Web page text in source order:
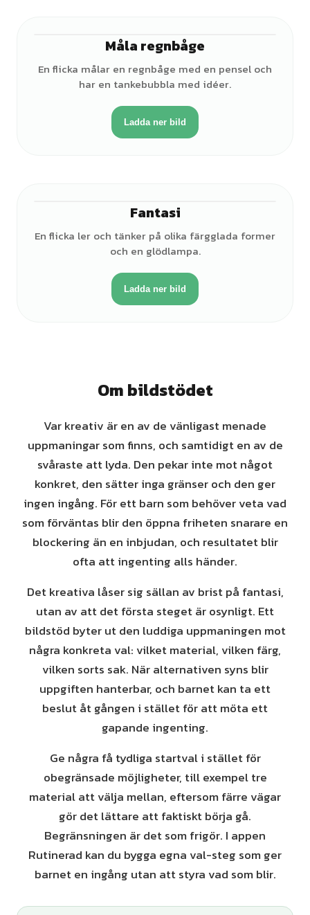
Måla regnbåge
En flicka målar en regnbåge med en pensel och
har en tankebubbla med idéer.
Ladda ner bild
Fantasi
En flicka ler och tänker på olika färgglada former
och en glödlampa.
Ladda ner bild
Om bildstödet
Var kreativ är en av de vänligast menade
uppmaningar som finns, och samtidigt en av de
svåraste att lyda. Den pekar inte mot något
konkret, den sätter inga gränser och den ger
ingen ingång. För ett barn som behöver veta vad
som förväntas blir den öppna friheten snarare en
blockering än en inbjudan, och resultatet blir
ofta att ingenting alls händer.
Det kreativa låser sig sällan av brist på fantasi,
utan av att det första steget är osynligt. Ett
bildstöd byter ut den luddiga uppmaningen mot
några konkreta val: vilket material, vilken färg,
vilken sorts sak. När alternativen syns blir
uppgiften hanterbar, och barnet kan ta ett
beslut åt gången i stället för att möta ett
gapande ingenting.
Ge några få tydliga startval i stället för
obegränsade möjligheter, till exempel tre
material att välja mellan, eftersom färre vägar
gör det lättare att faktiskt börja gå.
Begränsningen är det som frigör. I appen
Rutinerad kan du bygga egna val-steg som ger
barnet en ingång utan att styra vad som blir.